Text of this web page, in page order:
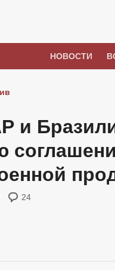
НОВОСТИ
и
24